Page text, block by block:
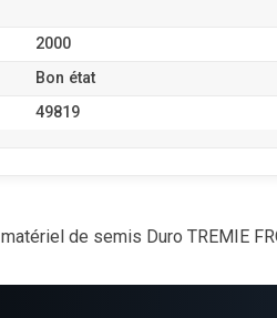
2000
Bon état
49819
de semis Duro TREMIE